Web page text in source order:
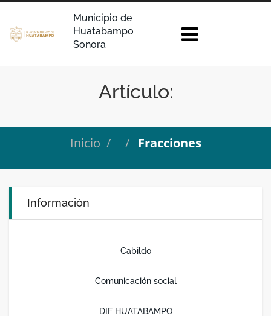
Municipio de
Huatabampo
Sonora
Artículo:
Inicio Fracciones
Información
Cabildo
Comunicación social
DIF HUATABAMPO